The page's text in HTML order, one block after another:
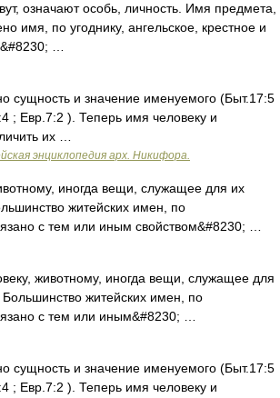
означают особь, личность. Имя предмета,
имя, по угоднику, ангельское, крестное и
…
сущность и значение именуемого (Быт.17:5
; Евр.7:2 ). Теперь имя человеку и
их …
энциклопедия арх. Никифора.
иногда вещи, служащее для их
житейских имен, по
с тем или иным свойством&#8230; …
животному, иногда вещи, служащее для
житейских имен, по
с тем или иным&#8230; …
сущность и значение именуемого (Быт.17:5
; Евр.7:2 ). Теперь имя человеку и